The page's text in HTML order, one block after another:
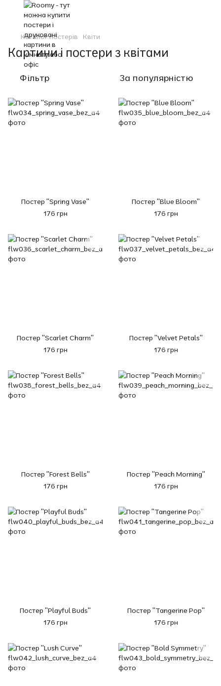
Каталог постерів Квіти
Картини і постери з квітами
Фільтр За популярністю
Постер "Spring Vase"
176 грн
Постер "Blue Bloom"
176 грн
Постер "Scarlet Charm"
176 грн
Постер "Velvet Petals"
176 грн
Постер "Forest Bells"
176 грн
Постер "Peach Morning"
176 грн
Постер "Playful Buds"
176 грн
Постер "Tangerine Pop"
176 грн